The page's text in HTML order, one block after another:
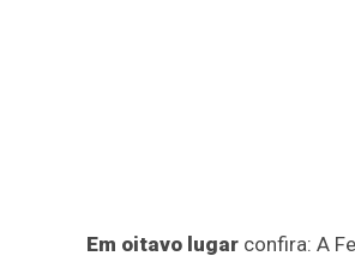
Em oitavo lugar confira: A